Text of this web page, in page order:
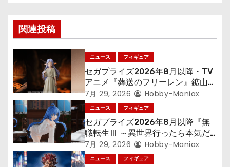
ー
シ
ョ
ン
関連投稿
ニュース フィギュア
セガプライズ2026年8月以降・TV
アニメ『葬送のフリーレン』鉱山で
300年働くことになっっちゃった
「フリーレン」を立体化！
7月 29, 2026 Hobby-Maniax
ニュース フィギュア
セガプライズ2026年8月以降『無
職転生Ⅲ ～異世界行ったら本気だ
す～』から「ロキシー」のフィギュ
アが登場！
7月 29, 2026 Hobby-Maniax
ニュース フィギュア